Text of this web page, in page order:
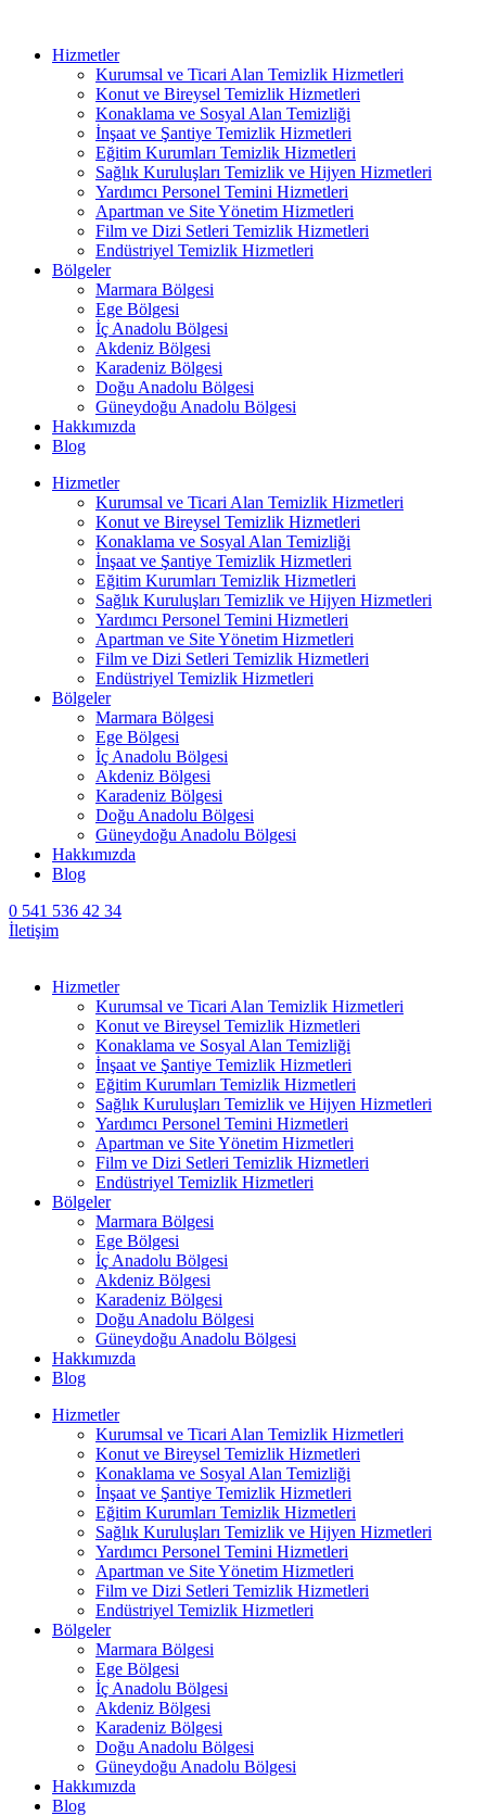
Hizmetler
Kurumsal ve Ticari Alan Temizlik Hizmetleri
Konut ve Bireysel Temizlik Hizmetleri
Konaklama ve Sosyal Alan Temizliği
İnşaat ve Şantiye Temizlik Hizmetleri
Eğitim Kurumları Temizlik Hizmetleri
Sağlık Kuruluşları Temizlik ve Hijyen Hizmetleri
Yardımcı Personel Temini Hizmetleri
Apartman ve Site Yönetim Hizmetleri
Film ve Dizi Setleri Temizlik Hizmetleri
Endüstriyel Temizlik Hizmetleri
Bölgeler
Marmara Bölgesi
Ege Bölgesi
İç Anadolu Bölgesi
Akdeniz Bölgesi
Karadeniz Bölgesi
Doğu Anadolu Bölgesi
Güneydoğu Anadolu Bölgesi
Hakkımızda
Blog
Hizmetler
Kurumsal ve Ticari Alan Temizlik Hizmetleri
Konut ve Bireysel Temizlik Hizmetleri
Konaklama ve Sosyal Alan Temizliği
İnşaat ve Şantiye Temizlik Hizmetleri
Eğitim Kurumları Temizlik Hizmetleri
Sağlık Kuruluşları Temizlik ve Hijyen Hizmetleri
Yardımcı Personel Temini Hizmetleri
Apartman ve Site Yönetim Hizmetleri
Film ve Dizi Setleri Temizlik Hizmetleri
Endüstriyel Temizlik Hizmetleri
Bölgeler
Marmara Bölgesi
Ege Bölgesi
İç Anadolu Bölgesi
Akdeniz Bölgesi
Karadeniz Bölgesi
Doğu Anadolu Bölgesi
Güneydoğu Anadolu Bölgesi
Hakkımızda
Blog
0 541 536 42 34
İletişim
Hizmetler
Kurumsal ve Ticari Alan Temizlik Hizmetleri
Konut ve Bireysel Temizlik Hizmetleri
Konaklama ve Sosyal Alan Temizliği
İnşaat ve Şantiye Temizlik Hizmetleri
Eğitim Kurumları Temizlik Hizmetleri
Sağlık Kuruluşları Temizlik ve Hijyen Hizmetleri
Yardımcı Personel Temini Hizmetleri
Apartman ve Site Yönetim Hizmetleri
Film ve Dizi Setleri Temizlik Hizmetleri
Endüstriyel Temizlik Hizmetleri
Bölgeler
Marmara Bölgesi
Ege Bölgesi
İç Anadolu Bölgesi
Akdeniz Bölgesi
Karadeniz Bölgesi
Doğu Anadolu Bölgesi
Güneydoğu Anadolu Bölgesi
Hakkımızda
Blog
Hizmetler
Kurumsal ve Ticari Alan Temizlik Hizmetleri
Konut ve Bireysel Temizlik Hizmetleri
Konaklama ve Sosyal Alan Temizliği
İnşaat ve Şantiye Temizlik Hizmetleri
Eğitim Kurumları Temizlik Hizmetleri
Sağlık Kuruluşları Temizlik ve Hijyen Hizmetleri
Yardımcı Personel Temini Hizmetleri
Apartman ve Site Yönetim Hizmetleri
Film ve Dizi Setleri Temizlik Hizmetleri
Endüstriyel Temizlik Hizmetleri
Bölgeler
Marmara Bölgesi
Ege Bölgesi
İç Anadolu Bölgesi
Akdeniz Bölgesi
Karadeniz Bölgesi
Doğu Anadolu Bölgesi
Güneydoğu Anadolu Bölgesi
Hakkımızda
Blog